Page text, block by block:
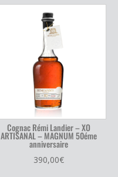
Cognac Rémi Landier – XO
ARTISANAL – MAGNUM 50éme
anniversaire
390,00€